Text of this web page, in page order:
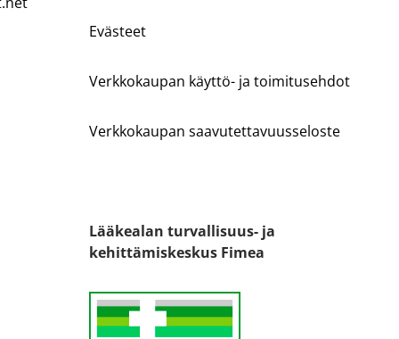
Evästeet
Verkkokaupan käyttö- ja toimitusehdot
Verkkokaupan saavutettavuusseloste
Lääkealan turvallisuus- ja
kehittämiskeskus Fimea